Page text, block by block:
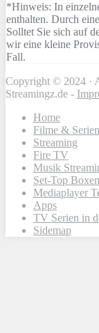
*Hinweis: In
enthalten. Durch
Solltet Sie sich auf
wir eine kleine
Fall.
Copyright © 2024 ·
Streamingz.de -
Home
Filme & Serien
Streaming
Fire TV
Musik
Set-Top Boxen
Mediaplayer
Apps
TV Serien in
Sidemap